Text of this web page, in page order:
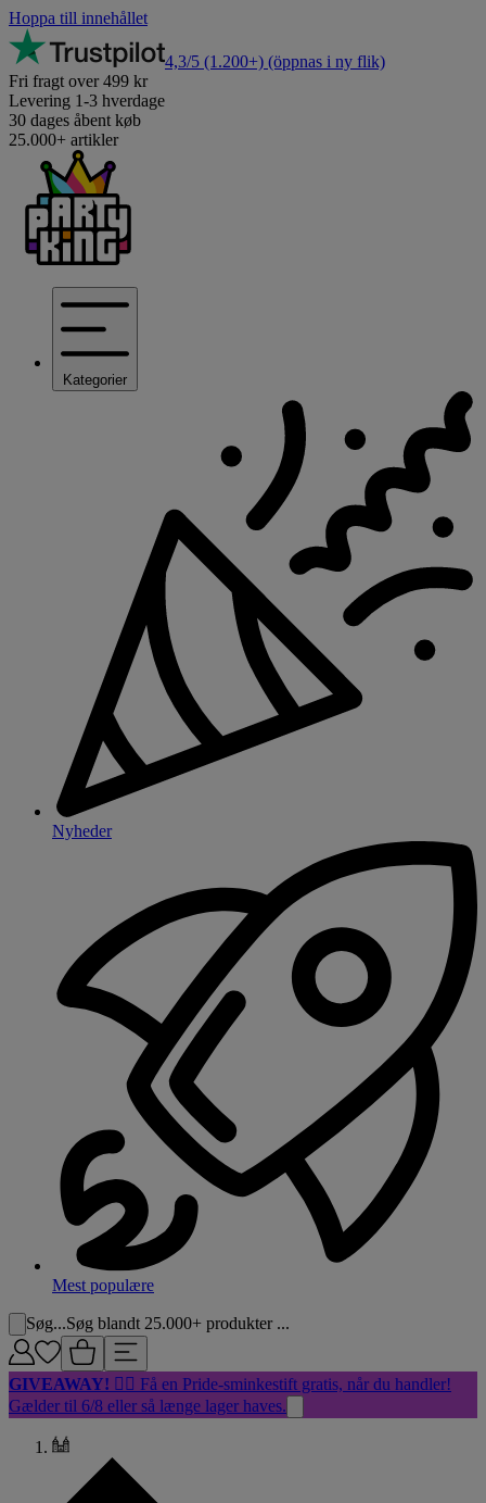
Hoppa till innehållet
4,3/5 (1.200+) (öppnas i ny flik)
Fri fragt over 499 kr
Levering 1-3 hverdage
30 dages åbent køb
25.000+ artikler
Kategorier
Nyheder
Mest populære
Søg...Søg blandt 25.000+ produkter ...
GIVEAWAY! 🏳️‍🌈 Få en Pride-sminkestift gratis, når du handler!
Gælder til 6/8 eller så længe lager haves.